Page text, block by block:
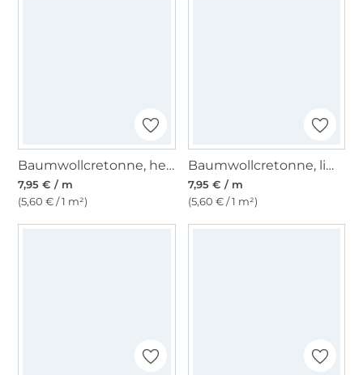
Baumwollcretonne, hellflieder
7,95 € / m
(5,60 € / 1 m²)
Baumwollcretonne, limette
7,95 € / m
(5,60 € / 1 m²)